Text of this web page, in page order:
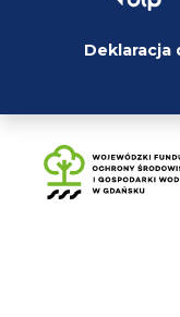
Deklaracja